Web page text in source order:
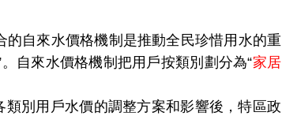
自來水價格機制是推動全民珍惜用水的重
自來水價格機制把用戶按類別劃分為“家居
別用戶水價的調整方案和影響後，特區政